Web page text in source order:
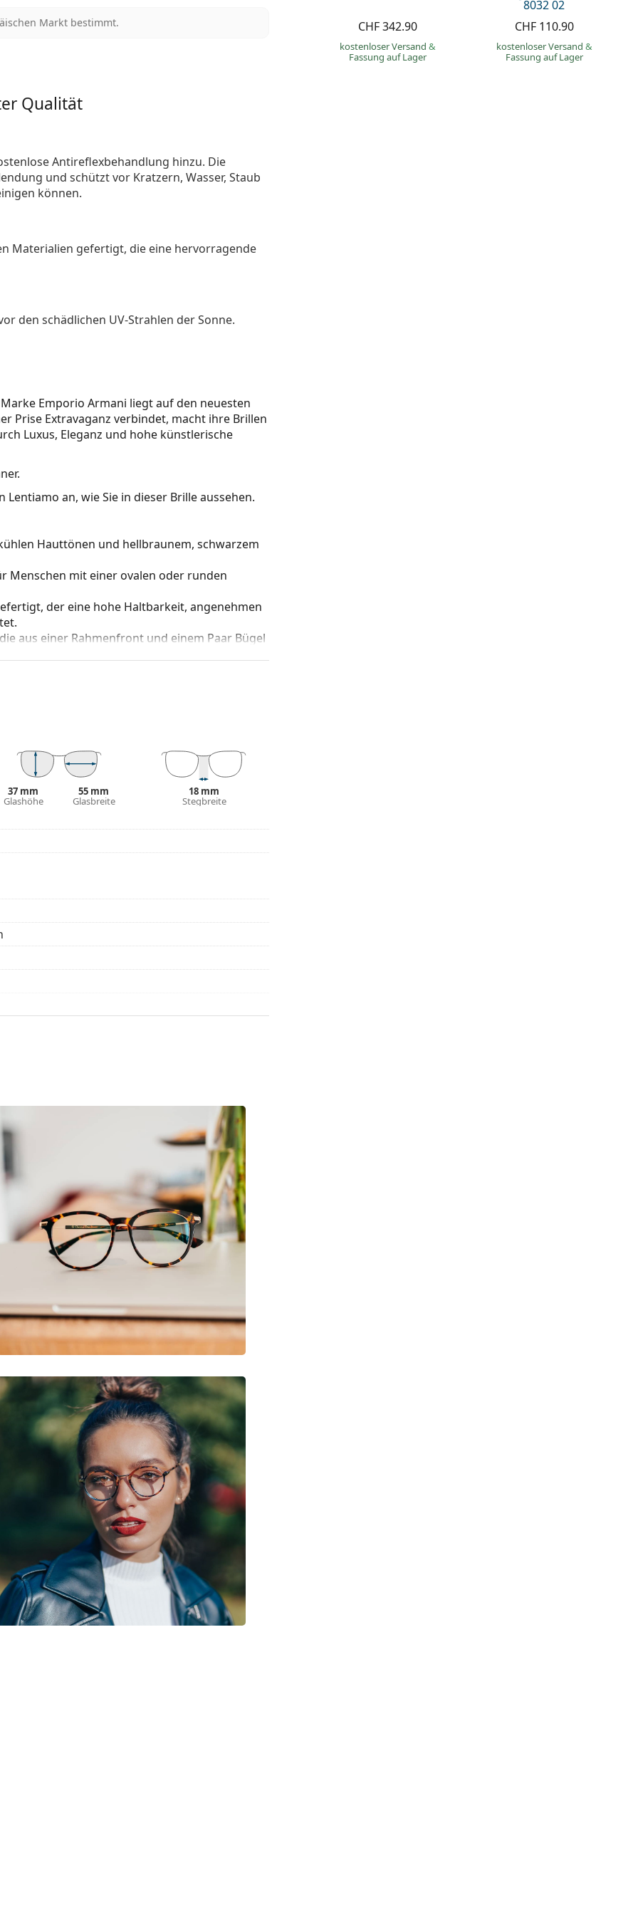
Markt bestimmt. CHF 342.90
kostenloser Versand &
Fassung auf Lager
8032 02
CHF 110.90
kostenloser Versand &
Fassung auf Lager
Qualität
Antireflexbehandlung hinzu. Die
und schützt vor Kratzern, Wasser, Staub
können.
Materialien gefertigt, die eine hervorragende
den schädlichen UV-Strahlen der Sonne.
Emporio Armani liegt auf den neuesten
Prise Extravaganz verbindet, macht ihre Brillen
Luxus, Eleganz und hohe künstlerische
an, wie Sie in dieser Brille aussehen.
Hauttönen und hellbraunem, schwarzem
Menschen mit einer ovalen oder runden
der eine hohe Haltbarkeit, angenehmen
aus einer Rahmenfront und einem Paar Bügel
dass sie das Glas vollständig umschließen, und
ist für alle Gläser geeignet, auch für
Etuis und sein Design können variieren.
Brillen geeignet. Einige Modelle können mit
Modelle zu finden, oder nutzen Sie
Anleitung.
37 mm
Glashöhe
55 mm
Glasbreite
18 mm
Stegbreite